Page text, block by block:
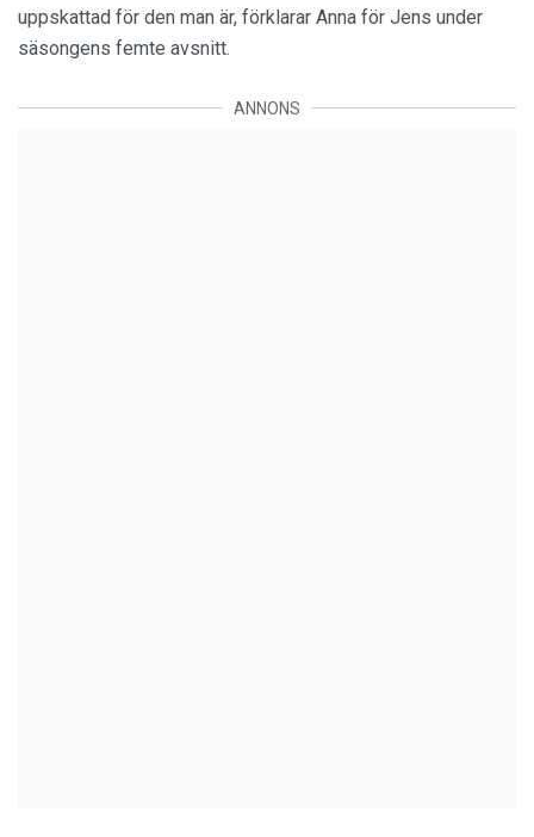
uppskattad för den man är, förklarar Anna för Jens under
säsongens femte avsnitt.
ANNONS